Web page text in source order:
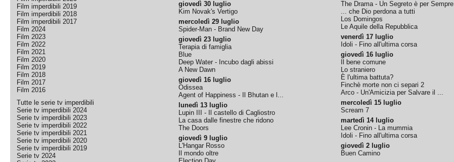
Film imperdibili 2019
Film imperdibili 2018
Film imperdibili 2017
Film 2024
Film 2023
Film 2022
Film 2021
Film 2020
Film 2019
Film 2018
Film 2017
Film 2016
Tutte le serie tv imperdibili
Serie tv imperdibili 2024
Serie tv imperdibili 2023
Serie tv imperdibili 2022
Serie tv imperdibili 2021
Serie tv imperdibili 2020
Serie tv imperdibili 2019
Serie tv 2024
giovedì 30 luglio
Kim Novak's Vertigo
mercoledì 29 luglio
Spider-Man - Brand New Day
giovedì 23 luglio
Terapia di famiglia
Blue
Deep Water - Incubo dagli abissi
A New Dawn
giovedì 16 luglio
Odissea
Agent of Happiness - Il Bhutan e l...
lunedì 13 luglio
Lupin III - Il castello di Cagliostro
La casa dalle finestre che ridono
The Doors
giovedì 9 luglio
L'Hangar Rosso
Il mondo oltre
The Drama - Un Segreto è per Sempre
... che Dio perdona a tutti
Los Domingos
Le Aquile della Repubblica
venerdì 17 luglio
Idoli - Fino all'ultima corsa
giovedì 16 luglio
Il bene comune
Lo straniero
È l'ultima battuta?
Finchè morte non ci separi 2
Arco - Un'Amicizia per Salvare il ...
mercoledì 15 luglio
Scream 7
martedì 14 luglio
Lee Cronin - La mummia
Idoli - Fino all'ultima corsa
giovedì 2 luglio
Buen Camino